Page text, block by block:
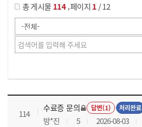
총 게시물 114,페이지 1 / 12
국가회계이론 과정 목록 으로 번호, 제목, 작성자, 조회수, 등록 일로 나열 되고 있습니다.
114
수료증 문의 답변(1) 처리완료
방*진 5 2026-08-03